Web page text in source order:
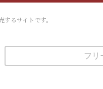
るサイトです。